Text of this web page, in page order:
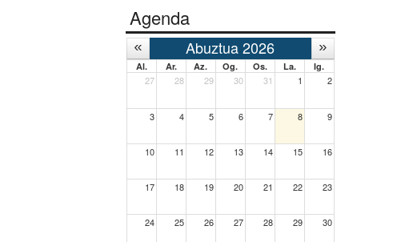
Agenda
Abuztua 2026
Al. Ar. Az. Og. Os. La. Ig.
27 28 29 30 31 1 2
3 4 5 6 7 8 9
10 11 12 13 14 15 16
17 18 19 20 21 22 23
24 25 26 27 28 29 30